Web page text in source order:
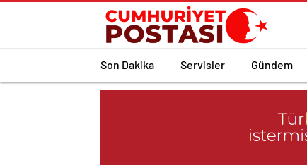
Son Dakika Servisler Gündem